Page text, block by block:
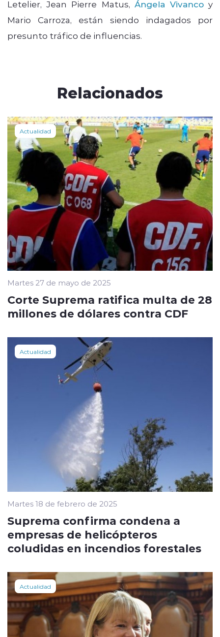
Letelier, Jean Pierre Matus, Ángela Vivancoy
Mario Carroza, están siendo indagados por
presunto tráfico de influencias.
Relacionados
Actualidad
Martes 27 de mayo de 2025
Corte Suprema ratifica multa de 28
millones de dólares contra CDF
Actualidad
Martes 18 de febrero de 2025
Suprema confirma condena a
empresas de helicópteros
coludidas en incendios forestales
Actualidad